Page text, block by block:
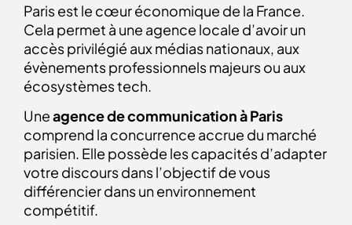
Paris est le cœur économique de la France.
Cela permet à une agence locale d’avoir un
accès privilégié aux médias nationaux, aux
évènements professionnels majeurs ou aux
écosystèmes tech.
Uneagence de communication à Paris
comprend la concurrence accrue du marché
parisien. Elle possède les capacités d’adapter
votre discours dans l’objectif de vous
différencier dans un environnement
compétitif.